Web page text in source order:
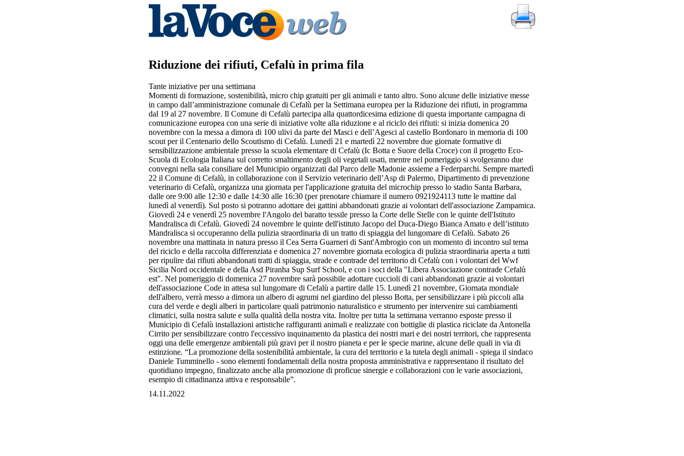
Riduzione dei rifiuti, Cefalù in prima fila
Tante iniziative per una settimana
Momenti di formazione, sostenibilità, micro chip gratuiti per gli animali e tanto altro. Sono alcune delle iniziative messe
in campo dall’amministrazione comunale di Cefalù per la Settimana europea per la Riduzione dei rifiuti, in programma
dal 19 al 27 novembre. Il Comune di Cefalù partecipa alla quattordicesima edizione di questa importante campagna di
comunicazione europea con una serie di iniziative volte alla riduzione e al riciclo dei rifiuti: si inizia domenica 20
novembre con la messa a dimora di 100 ulivi da parte del Masci e dell’Agesci al castello Bordonaro in memoria di 100
scout per il Centenario dello Scoutismo di Cefalù. Lunedì 21 e martedì 22 novembre due giornate formative di
sensibilizzazione ambientale presso la scuola elementare di Cefalù (Ic Botta e Suore della Croce) con il progetto Eco-
Scuola di Ecologia Italiana sul corretto smaltimento degli oli vegetali usati, mentre nel pomeriggio si svolgeranno due
convegni nella sala consiliare del Municipio organizzati dal Parco delle Madonie assieme a Federparchi. Sempre martedì
22 il Comune di Cefalù, in collaborazione con il Servizio veterinario dell’Asp di Palermo, Dipartimento di prevenzione
veterinario di Cefalù, organizza una giornata per l'applicazione gratuita del microchip presso lo stadio Santa Barbara,
dalle ore 9:00 alle 12:30 e dalle 14:30 alle 16:30 (per prenotare chiamare il numero 0921924113 tutte le mattine dal
lunedì al venerdì). Sul posto si potranno adottare dei gattini abbandonati grazie ai volontari dell'associazione Zampamica.
Giovedì 24 e venerdì 25 novembre l'Angolo del baratto tessile presso la Corte delle Stelle con le quinte dell'Istituto
Mandralisca di Cefalù. Giovedì 24 novembre le quinte dell'istituto Jacopo del Duca-Diego Bianca Amato e dell’istituto
Mandralisca si occuperanno della pulizia straordinaria di un tratto di spiaggia del lungomare di Cefalù. Sabato 26
novembre una mattinata in natura presso il Cea Serra Guarneri di Sant'Ambrogio con un momento di incontro sul tema
del riciclo e della raccolta differenziata e domenica 27 novembre giornata ecologica di pulizia straordinaria aperta a tutti
per ripulire dai rifiuti abbandonati tratti di spiaggia, strade e contrade del territorio di Cefalù con i volontari del Wwf
Sicilia Nord occidentale e della Asd Piranha Sup Surf School, e con i soci della "Libera Associazione contrade Cefalù
est". Nel pomeriggio di domenica 27 novembre sarà possibile adottare cuccioli di cani abbandonati grazie ai volontari
dell'associazione Code in attesa sul lungomare di Cefalù a partire dalle 15. Lunedì 21 novembre, Giornata mondiale
dell'albero, verrà messo a dimora un albero di agrumi nel giardino del plesso Botta, per sensibilizzare i più piccoli alla
cura del verde e degli alberi in particolare quali patrimonio naturalistico e strumento per intervenire sui cambiamenti
climatici, sulla nostra salute e sulla qualità della nostra vita. Inoltre per tutta la settimana verranno esposte presso il
Municipio di Cefalù installazioni artistiche raffiguranti animali e realizzate con bottiglie di plastica riciclate da Antonella
Cirrito per sensibilizzare contro l'eccessivo inquinamento da plastica dei nostri mari e dei nostri territori, che rappresenta
oggi una delle emergenze ambientali più gravi per il nostro pianeta e per le specie marine, alcune delle quali in via di
estinzione. “La promozione della sostenibilità ambientale, la cura del territorio e la tutela degli animali - spiega il sindaco
Daniele Tumminello - sono elementi fondamentali della nostra proposta amministrativa e rappresentano il risultato del
quotidiano impegno, finalizzato anche alla promozione di proficue sinergie e collaborazioni con le varie associazioni,
esempio di cittadinanza attiva e responsabile”.
14.11.2022